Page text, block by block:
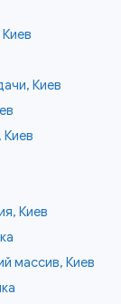
Киев
Киев
Киев
массив, Киев